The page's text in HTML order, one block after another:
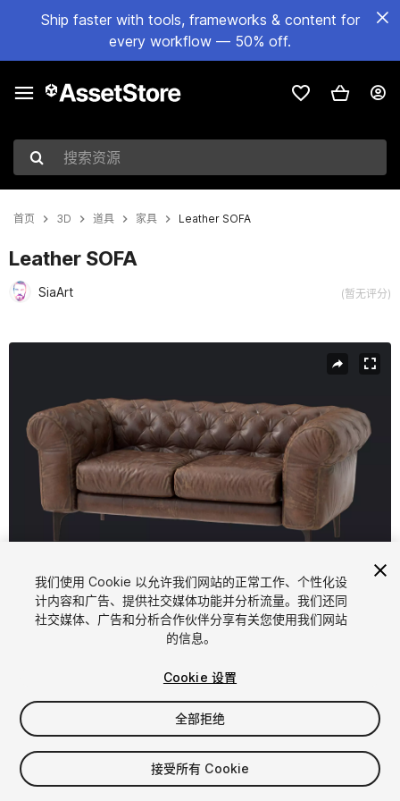
Ship faster with tools, frameworks & content for
every workflow — 50% off.
搜索资源
首页 3D 道具 家具 Leather SOFA
Leather SOFA
SiaArt (暂无评分)
1/30
$19
增值税将在结算时计算
我们使用 Cookie 以允许我们网站的正常工作、个性化设
计内容和广告、提供社交媒体功能并分析流量。我们还同
社交媒体、广告和分析合作伙伴分享有关您使用我们网站
的信息。
Cookie 设置
全部拒绝
接受所有 Cookie